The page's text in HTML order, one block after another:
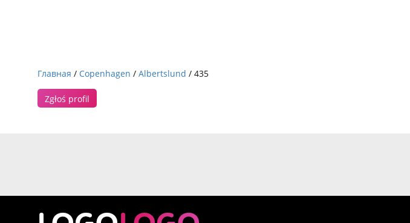
Главная / Copenhagen / Albertslund / 435